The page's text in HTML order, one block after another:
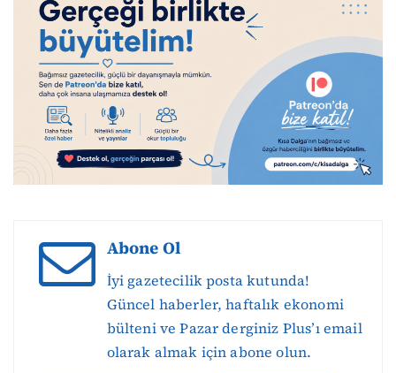
Abone Ol
İyi gazetecilik posta kutunda!
Güncel haberler, haftalık ekonomi
bülteni ve Pazar derginiz Plus’ı email
olarak almak için abone olun.